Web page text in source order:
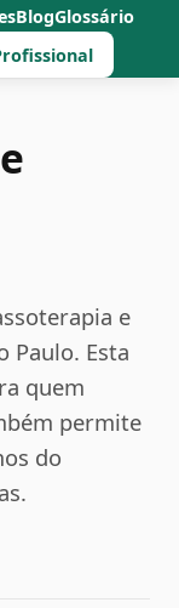
BlogGlossário
e
Paulo. Esta
quem
permite
do